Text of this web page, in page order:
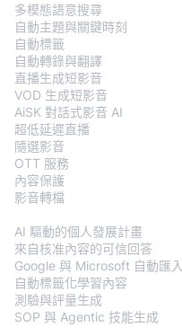
多模態語意搜尋
自動主題與關鍵時刻
自動標籤
自動轉錄與翻譯
直播生成短影音
VOD 生成短影音
AiSK 對話式影音 AI
超低延遲直播
隨選影音
OTT 服務
內容保護
影音轉檔
AI 驅動的個人發展計畫
來自核准內容的可信回答
Google 與 Microsoft 自動匯入
自動標籤化學習內容
測驗與評量生成
SOP 與 Agentic 技能生成